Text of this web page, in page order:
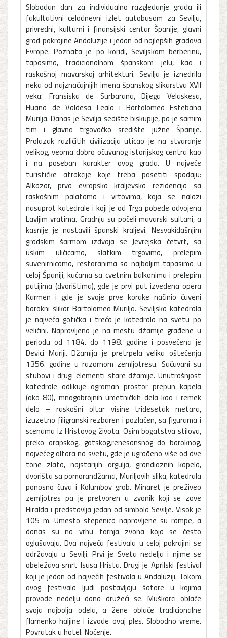
Slobodan dan za individualno razgledanje grada ili
fakultativni celodnevni izlet autobusom za Sevilju,
privredni, kulturni i finansijski centar Španije, glavni
grad pokrajine Andaluzije i jedan od najlepših gradova
Evrope. Poznata je po koridi, Seviljskom berberinu,
tapasima, tradicionalnom španskom jelu, kao i
raskošnoj mavarskoj arhitekturi. Sevilja je iznedrila
neka od najznačajnijih imena španskog slikarstva XVII
veka: Fransiska de Surbarana, Dijega Velaskesa,
Huana de Valdesa Leala i Bartolomea Estebana
Murilja. Danas je Sevilja sedište biskupije, pa je samim
tim i glavno trgovačko središte južne Španije.
Prolazak različitih civilizacija uticao je na stvaranje
velikog, veoma dobro očuvanog istorijskog centra kao
i na poseban karakter ovog grada. U najveće
turističke atrakcije koje treba posetiti spadaju:
Alkazar, prva evropska kraljevska rezidencija sa
raskošnim palatama i vrtovima, koja se nalazi
nasuprot katedrale i koji je od Trga pobede odvojena
Lavljim vratima. Gradnju su počeli mavarski sultani, a
kasnije je nastavili španski kraljevi. Nesvakidašnjim
gradskim šarmom izdvaja se Jevrejska četvrt, sa
uskim uličicama, slatkim trgovima, prelepim
suvenirnicama, restoranima sa najboljim tapasima u
celoj Španiji, kućama sa cvetnim balkonima i prelepim
patijima (dvorištima), gde je prvi put izvedena opera
Karmen i gde je svoje prve korake načinio čuveni
barokni slikar Bartolomeo Muriljo. Seviljska katedrala
je najveća gotička i treća je katedrala na svetu po
veličini. Napravljena je na mestu džamije građene u
periodu od 1184. do 1198. godine i posvećena je
Devici Mariji. Džamija je pretrpela velika oštećenja
1356. godine u razornom zemljotresu. Sačuvani su
stubovi i drugi elementi stare džamije. Unutrašnjost
katedrale odlikuje ogroman prostor prepun kapela
(oko 80), mnogobrojnih umetničkih dela kao i remek
delo – raskošni oltar visine tridesetak metara,
izuzetno filigranski rezbaren i pozlaćen, sa figurama i
scenama iz Hristovog života. Osim bogatstva stilova,
preko arapskog, gotskog,renesansnog do baroknog,
najvećeg oltara na svetu, gde je ugrađeno više od dve
tone zlata, najstarijih orgulja, grandioznih kapela,
dvorišta sa pomorandžama, Muriljovih slika, katedrala
ponosno čuva i Kolumbov grob. Minaret je preživeo
zemljotres pa je pretvoren u zvonik koji se zove
Hiralda i predstavlja jedan od simbola Sevilje. Visok je
105 m. Umesto stepenica napravljene su rampe, a
danas su na vrhu tornja zvona koja se često
oglašavaju. Dva najveća festivala u celoj pokrajini se
održavaju u Sevilji. Prvi je Sveta nedelja i njime se
obeležava smrt Isusa Hrista. Drugi je Aprilski festival
koji je jedan od najvećih festivala u Andaluziji. Tokom
ovog festivala ljudi postavljaju šatore u kojima
provode nedelju dana družeći se. Muškarci oblače
svoja najbolja odela, a žene oblače tradicionalne
flamenko haljine i izvode ovaj ples. Slobodno vreme.
Povratak u hotel. Noćenje.